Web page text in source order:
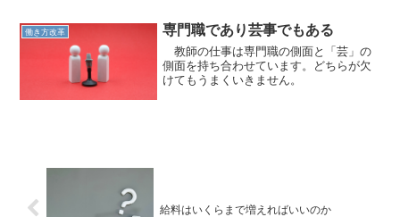
働き方改革 専門職であり芸事でもある
教師の仕事は専門職の側面と「芸」の
側面を持ち合わせています。どちらが欠
けてもうまくいきません。
給料はいくらまで増えればいいのか